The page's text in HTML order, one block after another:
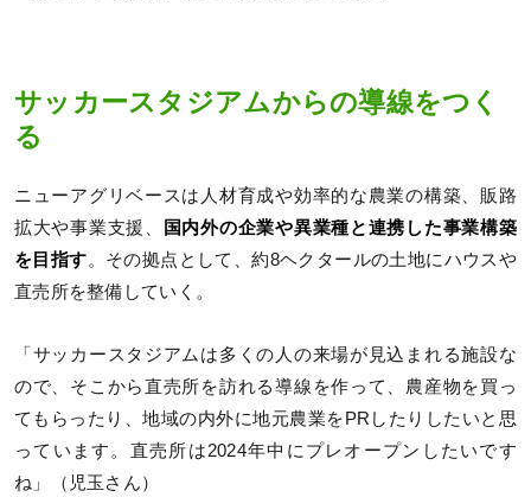
サッカースタジアムからの導線をつく
る
ニューアグリベースは人材育成や効率的な農業の構築、販路
拡大や事業支援、
国内外の企業や異業種と連携した事業構築
を目指す。その拠点として、約8ヘクタールの土地にハウスや
直売所を整備していく。
「サッカースタジアムは多くの人の来場が見込まれる施設な
ので、そこから直売所を訪れる導線を作って、農産物を買っ
てもらったり、地域の内外に地元農業をPRしたりしたいと思
っています。直売所は2024年中にプレオープンしたいです
ね」（児玉さん）